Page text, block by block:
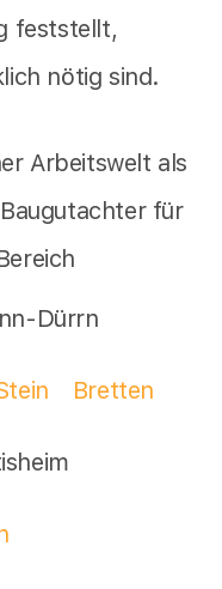
feststellt,
nötig sind.
Arbeitswelt als
für
Dürrn
Bretten